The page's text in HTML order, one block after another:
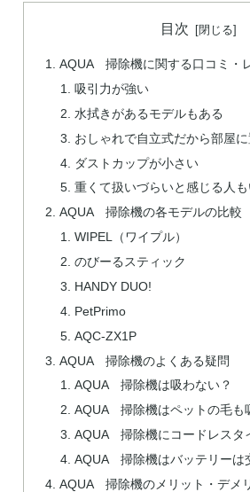
目次
AQUA 掃除機に関する口コミ・
吸引力が強い
水拭きがあるモデルもある
おしゃれで自立式だから部屋
ダストカップが小さい
重くて扱いづらいと感じる人も
AQUA 掃除機の各モデルの比較
WIPEL（ワイプル）
のびーるスティック
HANDY DUO!
PetPrimo
AQC-ZX1P
AQUA 掃除機のよくある疑問
AQUA 掃除機は吸わない？
AQUA 掃除機はペットの毛も
AQUA 掃除機にコードレスタ
AQUA 掃除機はバッテリーは
AQUA 掃除機のメリット・デメ